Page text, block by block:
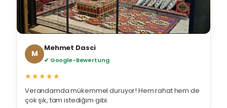
M
Mehmet Dasci
✔ Google-Bewertung
★★★★★
Verandamda mükemmel duruyor! Hem rahat hem de
çok şık, tam istediğim gibi.